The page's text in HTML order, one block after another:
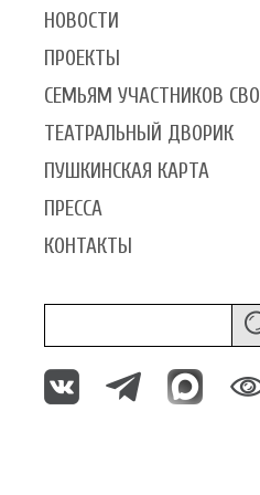
НОВОСТИ
ПРОЕКТЫ
СЕМЬЯМ УЧАСТНИКОВ СВО
ТЕАТРАЛЬНЫЙ ДВОРИК
ПУШКИНСКАЯ КАРТА
ПРЕССА
КОНТАКТЫ